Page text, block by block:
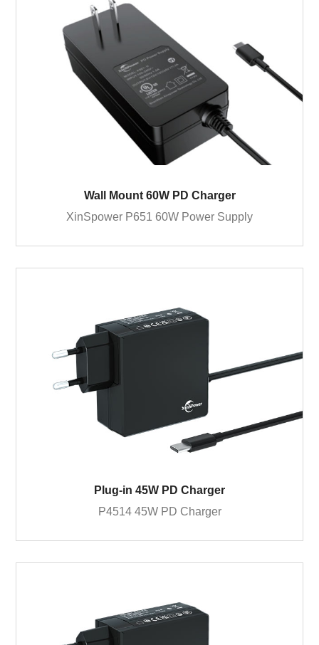
Wall Mount 60W PD Charger
XinSpower P651 60W Power Supply
Plug-in 45W PD Charger
P4514 45W PD Charger